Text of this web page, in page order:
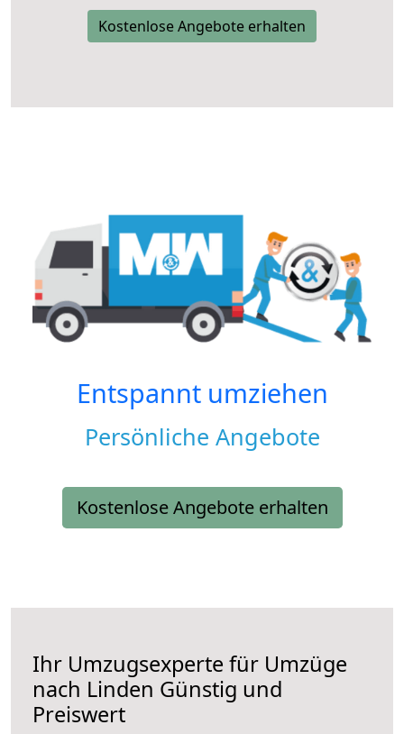
Kostenlose Angebote erhalten
Entspannt umziehen
Persönliche Angebote
Kostenlose Angebote erhalten
Ihr Umzugsexperte für Umzüge
nach Linden Günstig und
Preiswert